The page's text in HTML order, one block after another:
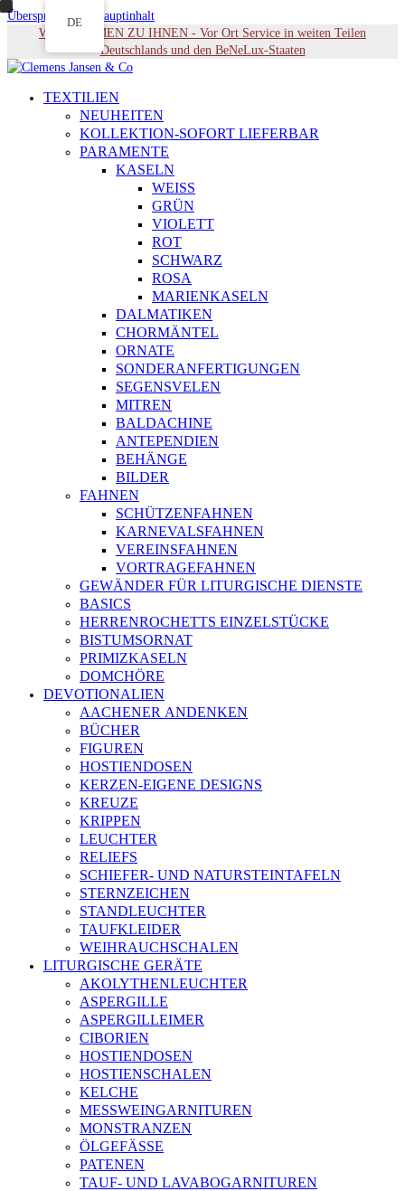
Überspringen zu Hauptinhalt
WIR KOMMEN ZU IHNEN - Vor Ort Service in weiten Teilen
Deutschlands und den BeNeLux-Staaten
TEXTILIEN
NEUHEITEN
KOLLEKTION-SOFORT LIEFERBAR
PARAMENTE
KASELN
WEISS
GRÜN
VIOLETT
ROT
SCHWARZ
ROSA
MARIENKASELN
DALMATIKEN
CHORMÄNTEL
ORNATE
SONDERANFERTIGUNGEN
SEGENSVELEN
MITREN
BALDACHINE
ANTEPENDIEN
BEHÄNGE
BILDER
FAHNEN
SCHÜTZENFAHNEN
KARNEVALSFAHNEN
VEREINSFAHNEN
VORTRAGEFAHNEN
GEWÄNDER FÜR LITURGISCHE DIENSTE
BASICS
HERRENROCHETTS EINZELSTÜCKE
BISTUMSORNAT
PRIMIZKASELN
DOMCHÖRE
DEVOTIONALIEN
AACHENER ANDENKEN
BÜCHER
FIGUREN
HOSTIENDOSEN
KERZEN-EIGENE DESIGNS
KREUZE
KRIPPEN
LEUCHTER
RELIEFS
SCHIEFER- UND NATURSTEINTAFELN
STERNZEICHEN
STANDLEUCHTER
TAUFKLEIDER
WEIHRAUCHSCHALEN
LITURGISCHE GERÄTE
AKOLYTHENLEUCHTER
ASPERGILLE
ASPERGILLEIMER
CIBORIEN
HOSTIENDOSEN
HOSTIENSCHALEN
KELCHE
MESSWEINGARNITUREN
MONSTRANZEN
ÖLGEFÄSSE
PATENEN
TAUF- UND LAVABOGARNITUREN
DE